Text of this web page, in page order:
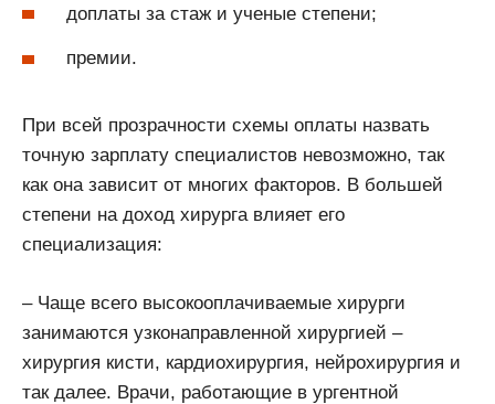
доплаты за стаж и ученые степени;
премии.
При всей прозрачности схемы оплаты назвать
точную зарплату специалистов невозможно, так
как она зависит от многих факторов. В большей
степени на доход хирурга влияет его
специализация:
– Чаще всего высокооплачиваемые хирурги
занимаются узконаправленной хирургией –
хирургия кисти, кардиохирургия, нейрохирургия и
так далее. Врачи, работающие в ургентной